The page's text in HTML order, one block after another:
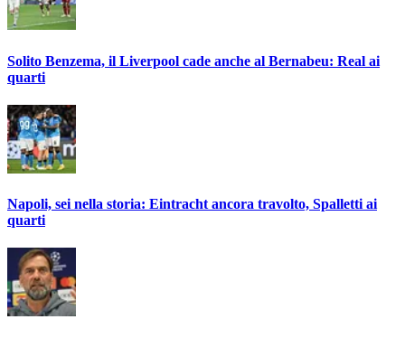
Solito Benzema, il Liverpool cade anche al Bernabeu: Real ai
quarti
Napoli, sei nella storia: Eintracht ancora travolto, Spalletti ai
quarti